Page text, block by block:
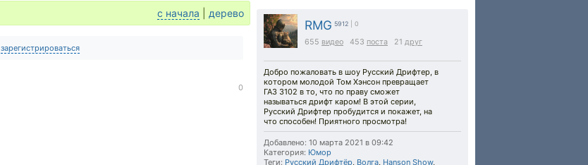
RMG 5912 | 0
655 видео 453 поста 21 друг
Добро пожаловать в шоу Русский Дрифтер, в
котором молодой Том Хэнсон превращает
ГАЗ 3102 в то, что по праву сможет
называться дрифт каром! В этой серии,
Русский Дрифтер пробудится и покажет, на
что способен! Приятного просмотра!
Добавлено: 10 марта 2021 в 09:42
Категория: Юмор
Теги: Русский Дрифтёр, Волга, Hanson Show,
с начала дерево
зарегистрироваться
0